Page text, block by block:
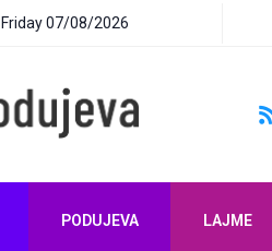
Friday 07/08/2026
PODUJEVA LAJME